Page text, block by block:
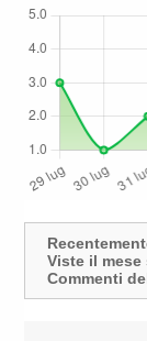
Viste il mese
Commenti